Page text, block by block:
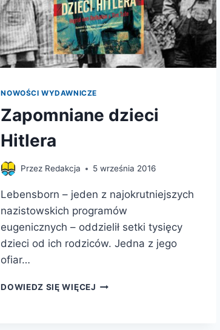
NOWOŚCI WYDAWNICZE
Zapomniane dzieci
Hitlera
Przez Redakcja 5 września 2016
Lebensborn – jeden z najokrutniejszych
nazistowskich programów
eugenicznych – oddzielił setki tysięcy
dzieci od ich rodziców. Jedna z jego
ofiar…
DOWIEDZ SIĘ WIĘCEJ ZAPOMNIANE